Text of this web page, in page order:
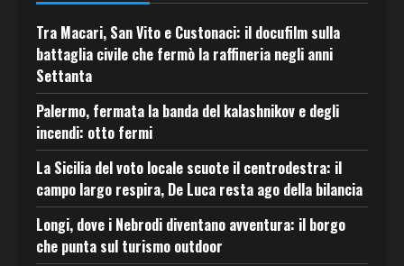
Tra Macari, San Vito e Custonaci: il docufilm sulla
battaglia civile che fermò la raffineria negli anni
Settanta
Palermo, fermata la banda del kalashnikov e degli
incendi: otto fermi
La Sicilia del voto locale scuote il centrodestra: il
campo largo respira, De Luca resta ago della bilancia
Longi, dove i Nebrodi diventano avventura: il borgo
che punta sul turismo outdoor